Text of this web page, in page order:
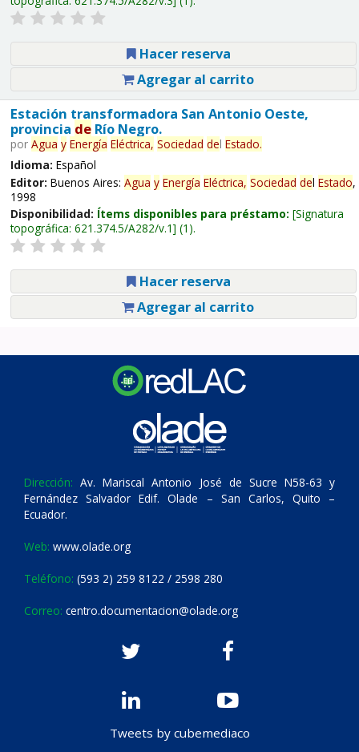
Hacer reserva
Agregar al carrito
Estación transformadora San Antonio Oeste,
provincia deRío Negro.
por Agua y Energía Eléctrica, Sociedad del Estado.
Idioma: Español
Editor: Buenos Aires: Agua y Energía Eléctrica, Sociedad del Estado,
1998
Disponibilidad: Ítems disponibles para préstamo: Signatura
topográfica: 621.374.5/A282/v.1 (1).
Hacer reserva
Agregar al carrito
Dirección: Av. Mariscal Antonio José de Sucre N58-63 y
Fernández Salvador Edif. Olade – San Carlos, Quito –
Ecuador.
Web: www.olade.org
Teléfono: (593 2) 259 8122 / 2598 280
Correo: centro.documentacion@olade.org
Tweets by cubemediaco